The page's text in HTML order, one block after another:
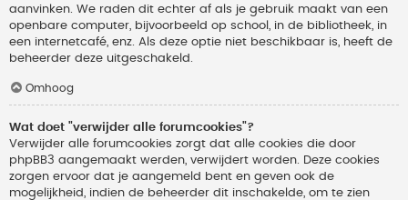
aanvinken. We raden dit echter af als je gebruik maakt van een
openbare computer, bijvoorbeeld op school, in de bibliotheek, in
een internetcafé, enz. Als deze optie niet beschikbaar is, heeft de
beheerder deze uitgeschakeld.
Omhoog
Wat doet "verwijder alle forumcookies"?
Verwijder alle forumcookies zorgt dat alle cookies die door
phpBB3 aangemaakt werden, verwijdert worden. Deze cookies
zorgen ervoor dat je aangemeld bent en geven ook de
mogelijkheid, indien de beheerder dit inschakelde, om te zien